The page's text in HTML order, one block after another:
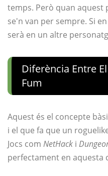
temps. Però quan aquest
se'n van per sempre. Si
serà en un altre
Diferència Entre
Fum
Aquest és el concepte
i el que fa que un
Jocs com NetHack i
perfectament en aquesta